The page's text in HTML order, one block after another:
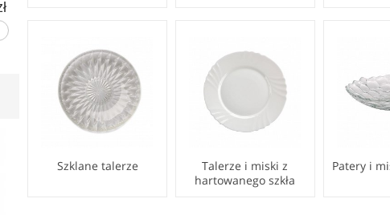
Szklane talerze
Talerze i miski z
hartowanego szkła
Patery i